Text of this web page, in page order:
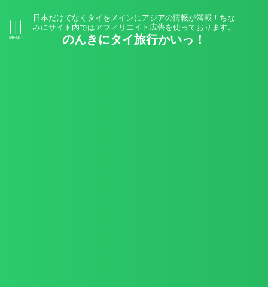
日本だけでなくタイをメインにアジアの情報が満載！ちな
みにサイト内ではアフィリエイト広告を使っております。
のんきにタイ旅行かいっ！